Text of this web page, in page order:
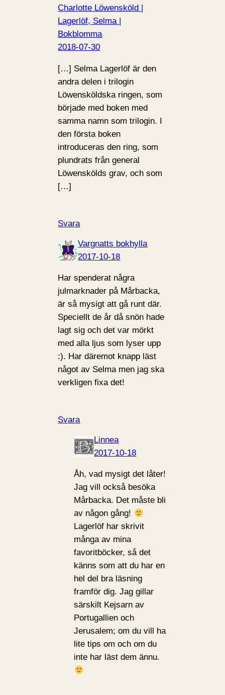
Charlotte Löwensköld |
Lagerlöf, Selma |
Bokblomma
2018-07-30
[…] Selma Lagerlöf är den
andra delen i trilogin
Löwensköldska ringen, som
började med boken med
samma namn som trilogin. I
den första boken
introduceras den ring, som
plundrats från general
Löwenskölds grav, och som
[…]
Svara
Vargnatts bokhylla
2017-10-18
Har spenderat några
julmarknader på Mårbacka,
är så mysigt att gå runt där.
Speciellt de år då snön hade
lagt sig och det var mörkt
med alla ljus som lyser upp
:). Har däremot knapp läst
något av Selma men jag ska
verkligen fixa det!
Svara
Linnea
2017-10-18
Åh, vad mysigt det låter!
Jag vill också besöka
Mårbacka. Det måste bli
av någon gång!
Lagerlöf har skrivit
många av mina
favoritböcker, så det
känns som att du har en
hel del bra läsning
framför dig. Jag gillar
särskilt Kejsarn av
Portugallien och
Jerusalem; om du vill ha
lite tips om och om du
inte har läst dem ännu.